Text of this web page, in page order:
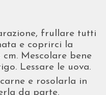
frullare tutti
e coprirci la
Mescolare bene
Lessare le uova.
e rosolarla in
da parte.